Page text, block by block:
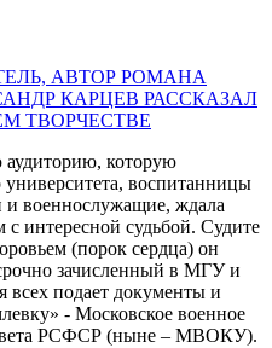
которую
воспитанницы
военнослужащие, ждала
с интересной судьбой. Судите
(порок сердца) он
зачисленный в МГУ и
подает документы и
- Московское военное
РСФСР (ныне – МВОКУ).